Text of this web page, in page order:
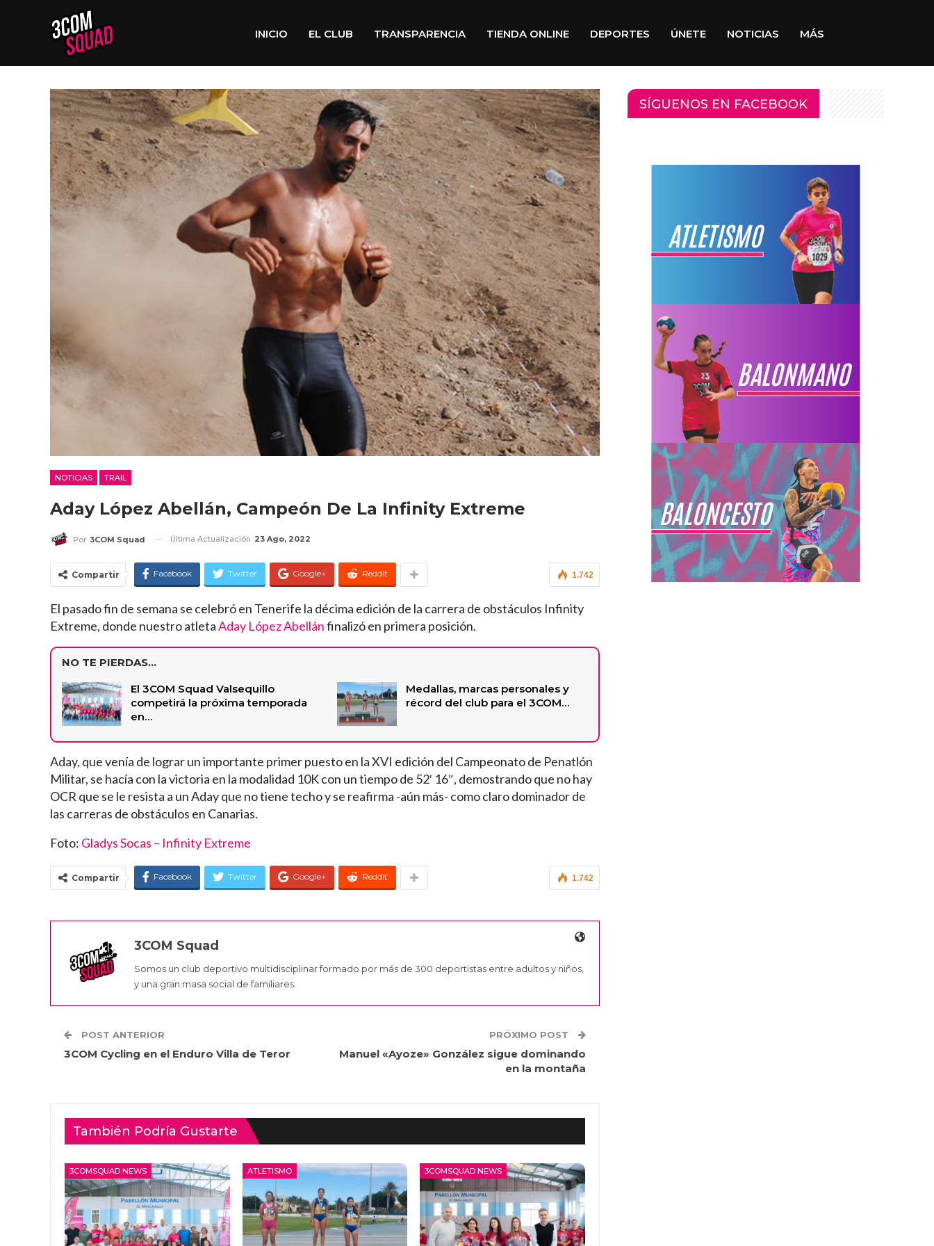
INICIO EL CLUB TRANSPARENCIA TIENDA ONLINE DEPORTES ÚNETE NOTICIAS MÁS
NOTICIAS TRAIL
Aday López Abellán, Campeón De La Infinity Extreme
Por 3COM Squad Última Actualización 23 Ago, 2022
1.742
Compartir Facebook Twitter Google+ ReddIt
El pasado fin de semana se celebró en Tenerife la décima edición de la carrera de obstáculos Infinity
Extreme, donde nuestro atletaAday López Abellánfinalizó en primera posición.
NO TE PIERDAS...
El 3COM Squad Valsequillo
competirá la próxima temporada
en…
Medallas, marcas personales y
récord del club para el 3COM…
Aday, que venía de lograr un importante primer puesto en la XVI edición del Campeonato de Penatlón
Militar, se hacía con la victoria en la modalidad 10K con un tiempo de 52′ 16″, demostrando que no hay
OCR que se le resista a un Aday que no tiene techo y se reafirma -aún más- como claro dominador de
las carreras de obstáculos en Canarias.
Foto: Gladys Socas – Infinity Extreme
1.742
Compartir Facebook Twitter Google+ ReddIt
3COM Squad
Somos un club deportivo multidisciplinar formado por más de 300 deportistas entre adultos y niños,
y una gran masa social de familiares.
POST ANTERIOR
3COM Cycling en el Enduro Villa de Teror
PRÓXIMO POST
Manuel «Ayoze» González sigue dominando
en la montaña
También Podría Gustarte
3COMSQUAD NEWS ATLETISMO 3COMSQUAD NEWS
SÍGUENOS EN FACEBOOK